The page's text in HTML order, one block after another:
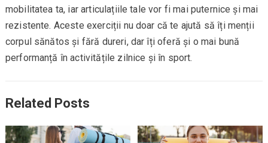
mobilitatea ta, iar articulațiile tale vor fi mai puternice și mai
rezistente. Aceste exerciții nu doar că te ajută să îți menții
corpul sănătos și fără dureri, dar îți oferă și o mai bună
performanță în activitățile zilnice și în sport.
Related Posts